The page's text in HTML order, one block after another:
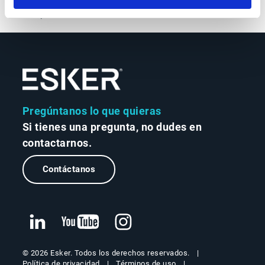
Pregúntanos lo que quieras
Si tienes una pregunta, no dudes en
contactarnos.
Contáctanos
© 2026 Esker. Todos los derechos reservados.